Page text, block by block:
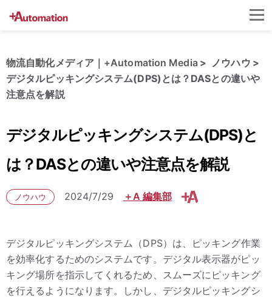
物流自動化メディア｜+Automation Media
ノウハウ
デジタルピッキングシステム(DPS)とは？DASとの違いや
注意点を解説
デジタルピッキングシステム(DPS)と
は？DASとの違いや注意点を解説
ノウハウ 2024/7/29 ＋A 編集部
デジタルピッキングシステム（DPS）は、ピッキング作業
を効率化するためのシステムです。デジタル表示器がピッ
キング場所を指示してくれるため、スムーズにピッキング
を行えるようになります。しかし、デジタルピッキングシ